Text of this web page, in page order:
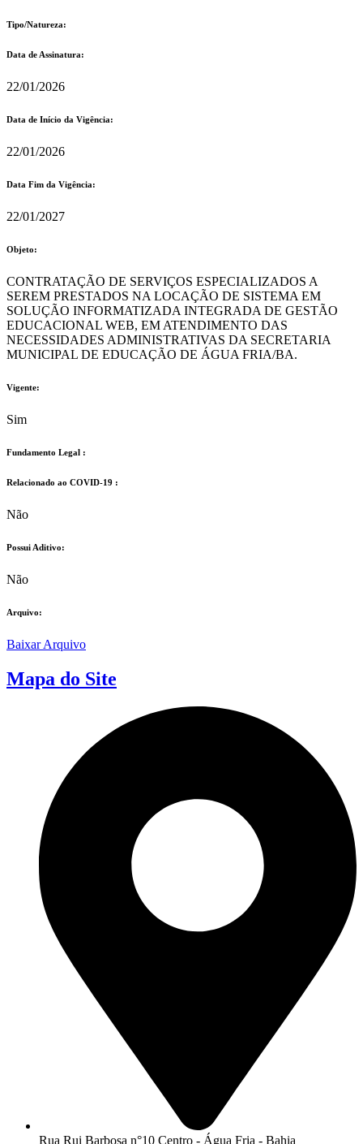
Tipo/Natureza:
Data de Assinatura:
22/01/2026
Data de Início da Vigência:
22/01/2026
Data Fim da Vigência:
22/01/2027
Objeto:
CONTRATAÇÃO DE SERVIÇOS ESPECIALIZADOS A
SEREM PRESTADOS NA LOCAÇÃO DE SISTEMA EM
SOLUÇÃO INFORMATIZADA INTEGRADA DE GESTÃO
EDUCACIONAL WEB, EM ATENDIMENTO DAS
NECESSIDADES ADMINISTRATIVAS DA SECRETARIA
MUNICIPAL DE EDUCAÇÃO DE ÁGUA FRIA/BA.
Vigente:
Sim
Fundamento Legal :​
Relacionado ao COVID-19 :​
Não
Possui Aditivo:​
Não
Arquivo:
Baixar Arquivo
Mapa do Site
Rua Rui Barbosa n°10 Centro - Água Fria - Bahia